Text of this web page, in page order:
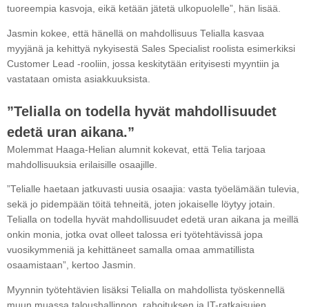
tuoreempia kasvoja, eikä ketään jätetä ulkopuolelle”, hän lisää.
Jasmin kokee, että hänellä on mahdollisuus Telialla kasvaa
myyjänä ja kehittyä nykyisestä Sales Specialist roolista esimerkiksi
Customer Lead -rooliin, jossa keskitytään erityisesti myyntiin ja
vastataan omista asiakkuuksista.
”Telialla on todella hyvät mahdollisuudet
edetä uran aikana.”
Molemmat Haaga-Helian alumnit kokevat, että Telia tarjoaa
mahdollisuuksia erilaisille osaajille.
”Telialle haetaan jatkuvasti uusia osaajia: vasta työelämään tulevia,
sekä jo pidempään töitä tehneitä, joten jokaiselle löytyy jotain.
Telialla on todella hyvät mahdollisuudet edetä uran aikana ja meillä
onkin monia, jotka ovat olleet talossa eri työtehtävissä jopa
vuosikymmeniä ja kehittäneet samalla omaa ammatillista
osaamistaan”, kertoo Jasmin.
Myynnin työtehtävien lisäksi Telialla on mahdollista työskennellä